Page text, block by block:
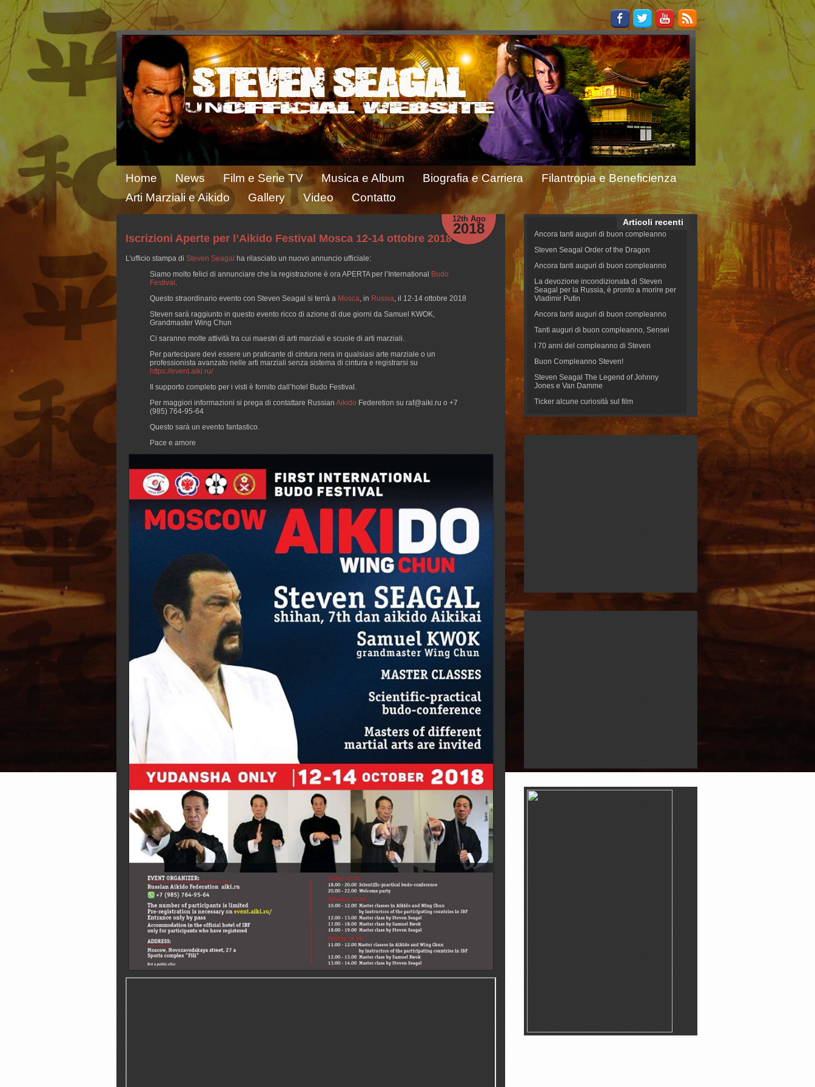
Home News Film e Serie TV Musica e Album Biografia e Carriera
Filantropia e Beneficienza
Arti Marziali e Aikido
Gallery Video Contatto
12th Ago
2018
Iscrizioni Aperte per l’Aikido Festival Mosca 12-14 ottobre 2018
L’ufficio stampa di Steven Seagal ha rilasciato un nuovo annuncio ufficiale:
Siamo molto felici di annunciare che la registrazione è ora APERTA per l’International Budo
Festival .
Questo straordinario evento con Steven Seagal si terrà a Mosca, in Russia, il 12-14 ottobre 2018
Steven sarà raggiunto in questo evento ricco di azione di due giorni da Samuel KWOK,
Grandmaster Wing Chun
Ci saranno molte attività tra cui maestri di arti marziali e scuole di arti marziali.
Per partecipare devi essere un praticante di cintura nera in qualsiasi arte marziale o un
professionista avanzato nelle arti marziali senza sistema di cintura e registrarsi su
https://event.aiki.ru/
Il supporto completo per i visti è fornito dall’hotel Budo Festival.
Per maggiori informazioni si prega di contattare Russian Aikido Federetion su raf@aiki.ru o +7
(985) 764-95-64
Questo sarà un evento fantastico.
Pace e amore
Articoli recenti
Ancora tanti auguri di buon compleanno
Steven Seagal Order of the Dragon
Ancora tanti auguri di buon compleanno
La devozione incondizionata di Steven
Seagal per la Russia, è pronto a morire per
Vladimir Putin
Ancora tanti auguri di buon compleanno
Tanti auguri di buon compleanno, Sensei
I 70 anni del compleanno di Steven
Buon Compleanno Steven!
Steven Seagal The Legend of Johnny
Jones e Van Damme
Ticker alcune curiosità sul film